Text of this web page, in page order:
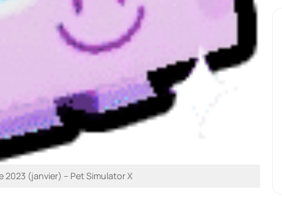
2023 (janvier) – Pet Simulator X